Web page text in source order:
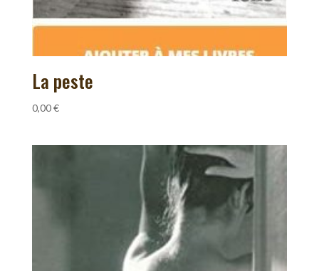
La peste
0,00€